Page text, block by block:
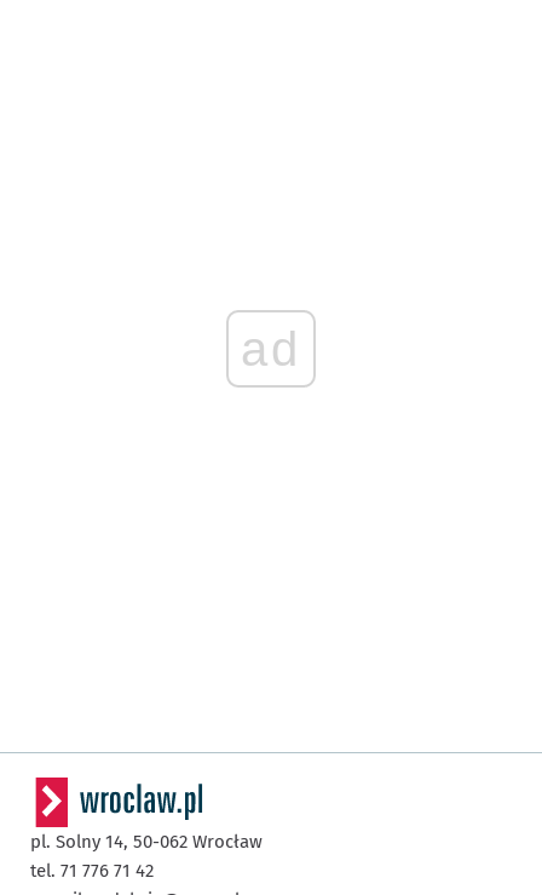
ad
pl. Solny 14, 50-062 Wrocław
tel. 71 776 71 42